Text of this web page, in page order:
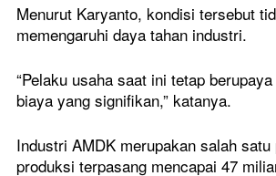
Polemik Siswa Tidak Naik Kelas di
SMAN 1 Blanakan Memanas, Wali
24 Juni 2026 23
Menurut Karyanto, kondisi tersebut
memengaruhi daya tahan industri.
“Pelaku usaha saat ini tetap
biaya yang signifikan,” katanya.
Industri AMDK merupakan salah
produksi terpasang mencapai 47